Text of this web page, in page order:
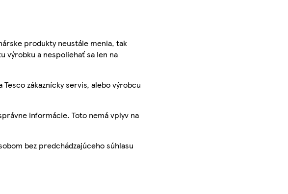
produkty neustále menia, tak
výrobku a nespoliehať sa len na
zákaznícky servis, alebo výrobcu
informácie. Toto nemá vplyv na
bez predchádzajúceho súhlasu